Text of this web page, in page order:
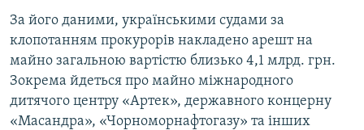
За його даними, українськими судами за
клопотанням прокурорів накладено арешт на
майно загальною вартістю близько 4,1 млрд. грн.
Зокрема йдеться про майно міжнародного
дитячого центру «Артек», державного концерну
«Масандра», «Чорноморнафтогазу» та інших